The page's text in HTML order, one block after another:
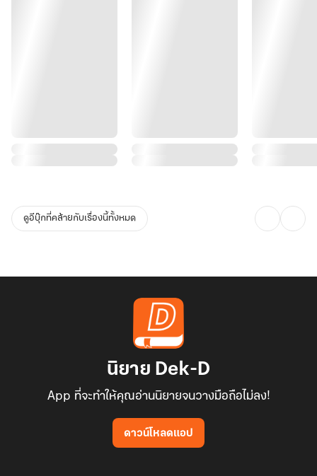
ดูอีบุ๊กที่คล้ายกับเรื่องนี้ทั้งหมด
นิยาย Dek-D
App ที่จะทำให้คุณอ่านนิยายจนวางมือถือไม่ลง!
ดาวน์โหลดแอป